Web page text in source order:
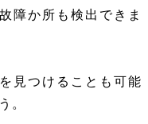
障か所も検出できま
見つけることも可能
。